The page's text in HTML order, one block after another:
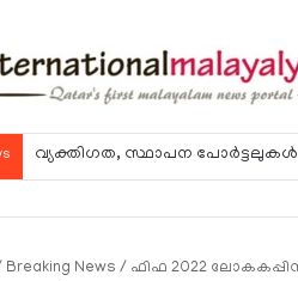
വ്യക്തിഗത, സ്ഥാപന പോര്‍ട്ടലുകള്‍
Breaking News / ഫിഫ 2022